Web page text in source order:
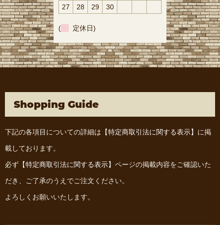
27 28 29 30
( 定休日)
Shopping Guide
下記の各項目についての詳細は 【特定商取引法に関する表示】 に掲
載しております。
必ず 【特定商取引法に関する表示】 ページの掲載内容をご確認いた
だき、ご了承のうえでご注文ください。
よろしくお願いいたします。